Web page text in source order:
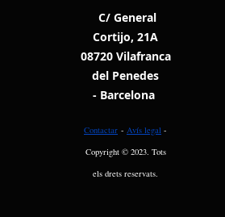
C/ General
Cortijo, 21A
08720 Vilafranca
del Penedes
- Barcelona
Contactar - Avís legal -
Copyright © 2023. Tots
els drets reservats.